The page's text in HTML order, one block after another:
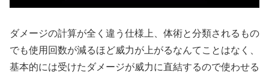
ダメージの計算が全く違う仕様上、体術と分類されるもの
でも使用回数が減るほど威力が上がるなんてことはなく、
基本的には受けたダメージが威力に直結するので使わせる